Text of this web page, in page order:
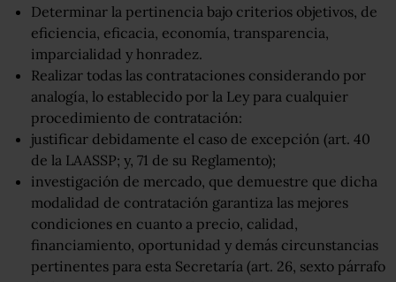
Determinar la pertinencia bajo criterios objetivos, de
eficiencia, eficacia, economía, transparencia,
imparcialidad y honradez.
Realizar todas las contrataciones considerando por
analogía, lo establecido por la Ley para cualquier
procedimiento de contratación:
justificar debidamente el caso de excepción (art. 40
de la LAASSP; y, 71 de su Reglamento);
investigación de mercado, que demuestre que dicha
modalidad de contratación garantiza las mejores
condiciones en cuanto a precio, calidad,
financiamiento, oportunidad y demás circunstancias
pertinentes para esta Secretaría (art. 26, sexto párrafo